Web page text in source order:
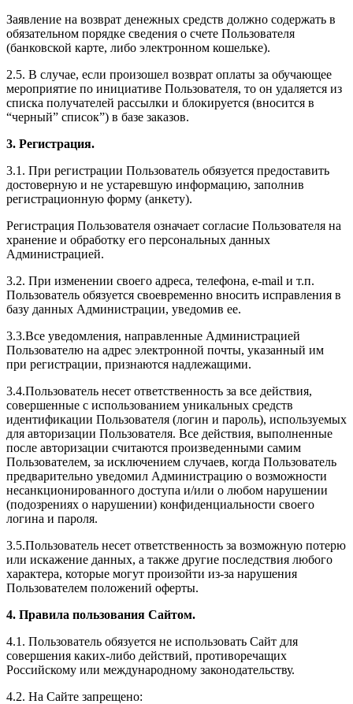
Заявление на возврат денежных средств должно содержать в
обязательном порядке сведения о счете Пользователя
(банковской карте, либо электронном кошельке).
2.5. В случае, если произошел возврат оплаты за обучающее
мероприятие по инициативе Пользователя, то он удаляется из
списка получателей рассылки и блокируется (вносится в
“черный” список”) в базе заказов.
3. Регистрация.
3.1. При регистрации Пользователь обязуется предоставить
достоверную и не устаревшую информацию, заполнив
регистрационную форму (анкету).
Регистрация Пользователя означает согласие Пользователя на
хранение и обработку его персональных данных
Администрацией.
3.2. При изменении своего адреса, телефона, e-mail и т.п.
Пользователь обязуется своевременно вносить исправления в
базу данных Администрации, уведомив ее.
3.3.Все уведомления, направленные Администрацией
Пользователю на адрес электронной почты, указанный им
при регистрации, признаются надлежащими.
3.4.Пользователь несет ответственность за все действия,
совершенные с использованием уникальных средств
идентификации Пользователя (логин и пароль), используемых
для авторизации Пользователя. Все действия, выполненные
после авторизации считаются произведенными самим
Пользователем, за исключением случаев, когда Пользователь
предварительно уведомил Администрацию о возможности
несанкционированного доступа и/или о любом нарушении
(подозрениях о нарушении) конфиденциальности своего
логина и пароля.
3.5.Пользователь несет ответственность за возможную потерю
или искажение данных, а также другие последствия любого
характера, которые могут произойти из-за нарушения
Пользователем положений оферты.
4. Правила пользования Сайтом.
4.1. Пользователь обязуется не использовать Сайт для
совершения каких-либо действий, противоречащих
Российскому или международному законодательству.
4.2. На Сайте запрещено: